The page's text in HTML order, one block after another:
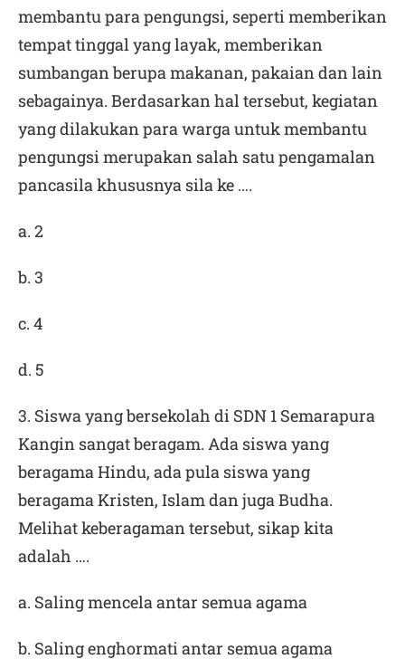
membantu para pengungsi, seperti memberikan
tempat tinggal yang layak, memberikan
sumbangan berupa makanan, pakaian dan lain
sebagainya. Berdasarkan hal tersebut, kegiatan
yang dilakukan para warga untuk membantu
pengungsi merupakan salah satu pengamalan
pancasila khususnya sila ke ….
a. 2
b. 3
c. 4
d. 5
3. Siswa yang bersekolah di SDN 1 Semarapura
Kangin sangat beragam. Ada siswa yang
beragama Hindu, ada pula siswa yang
beragama Kristen, Islam dan juga Budha.
Melihat keberagaman tersebut, sikap kita
adalah ….
a. Saling mencela antar semua agama
b. Saling enghormati antar semua agama